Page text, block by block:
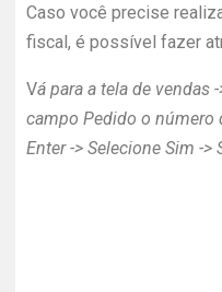
Caso você precise
fiscal, é possível fazer
Vá para a tela de vendas -
campo Pedido o número
Enter -> Selecione Sim ->